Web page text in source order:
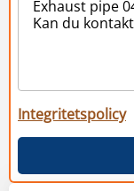
Integritetspolicy